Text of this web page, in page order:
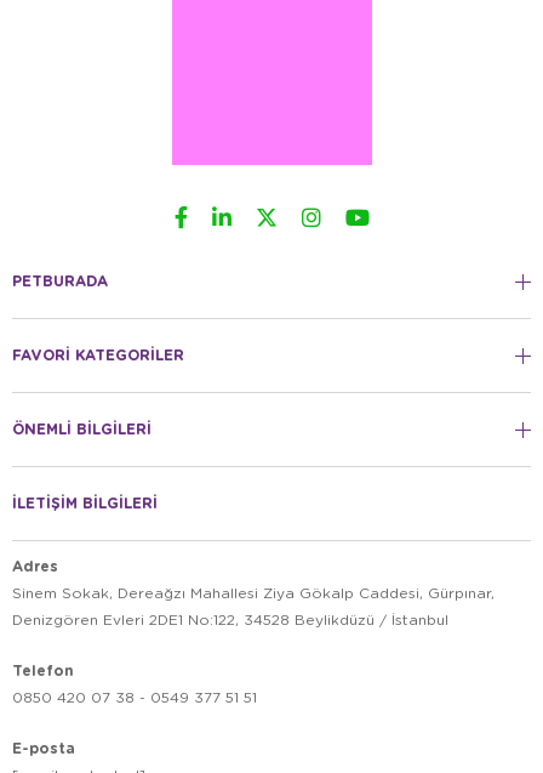
PETBURADA
FAVORİ KATEGORİLER
ÖNEMLİ BİLGİLERİ
İLETİŞİM BİLGİLERİ
Adres
Sinem Sokak, Dereağzı Mahallesi Ziya Gökalp Caddesi, Gürpınar,
Denizgören Evleri 2DE1 No:122, 34528 Beylikdüzü / İstanbul
Telefon
0850 420 07 38 - 0549 377 51 51
E-posta